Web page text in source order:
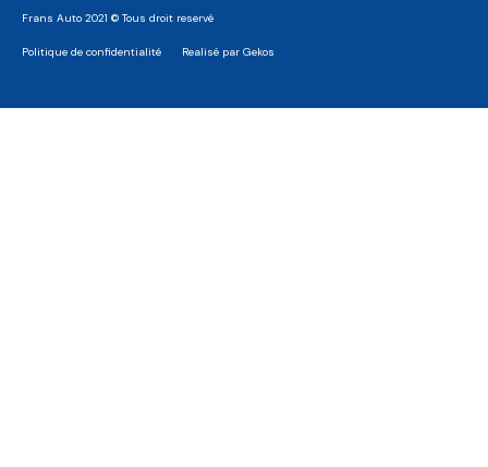
Frans Auto 2021 © Tous droit reservé
Politique de confidentialité Realisé par Gekos